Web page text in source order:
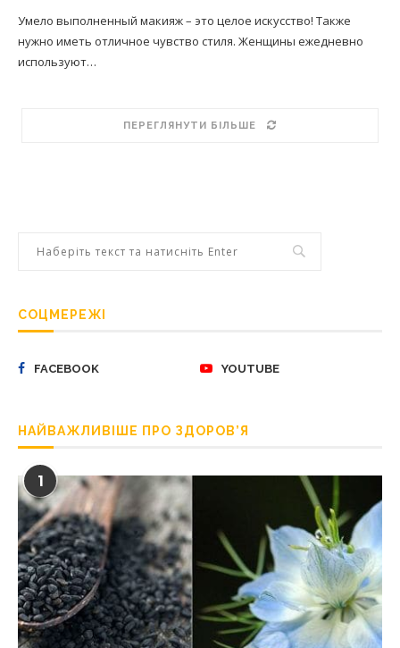
Умело выполненный макияж – это целое искусство! Также
нужно иметь отличное чувство стиля. Женщины ежедневно
используют…
ПЕРЕГЛЯНУТИ БІЛЬШЕ
СОЦМЕРЕЖІ
FACEBOOK YOUTUBE
НАЙВАЖЛИВІШЕ ПРО ЗДОРОВ’Я
1